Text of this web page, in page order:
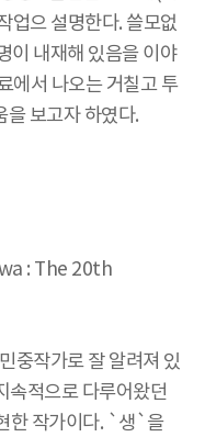
업으 설명한다. 쓸모없
이 내재해 있음을 이야
에서 나오는 거칠고 투
을 보고자 하였다.
: The 20th
중작가로 잘 알려져 있
적으로 다루어왔던
한 작가이다. `생`을